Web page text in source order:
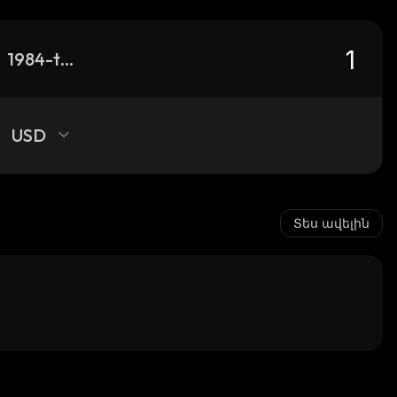
1984-token
USD
Տես ավելին